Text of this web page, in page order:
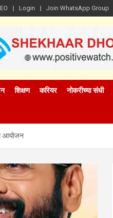
Login Join WhatsApp Group
शिक्षण करियर नोकरीच्या संधी
आयोजन